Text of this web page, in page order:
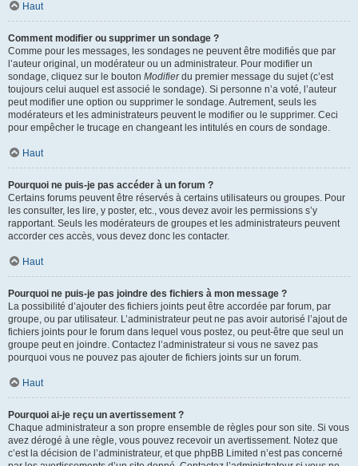
Haut
Comment modifier ou supprimer un sondage ?
Comme pour les messages, les sondages ne peuvent être modifiés que par
l’auteur original, un modérateur ou un administrateur. Pour modifier un
sondage, cliquez sur le bouton Modifierdu premier message du sujet (c’est
toujours celui auquel est associé le sondage). Si personne n’a voté, l’auteur
peut modifier une option ou supprimer le sondage. Autrement, seuls les
modérateurs et les administrateurs peuvent le modifier ou le supprimer. Ceci
pour empêcher le trucage en changeant les intitulés en cours de sondage.
Haut
Pourquoi ne puis-je pas accéder à un forum ?
Certains forums peuvent être réservés à certains utilisateurs ou groupes. Pour
les consulter, les lire, y poster, etc., vous devez avoir les permissions s’y
rapportant. Seuls les modérateurs de groupes et les administrateurs peuvent
accorder ces accès, vous devez donc les contacter.
Haut
Pourquoi ne puis-je pas joindre des fichiers à mon message ?
La possibilité d’ajouter des fichiers joints peut être accordée par forum, par
groupe, ou par utilisateur. L’administrateur peut ne pas avoir autorisé l’ajout de
fichiers joints pour le forum dans lequel vous postez, ou peut-être que seul un
groupe peut en joindre. Contactez l’administrateur si vous ne savez pas
pourquoi vous ne pouvez pas ajouter de fichiers joints sur un forum.
Haut
Pourquoi ai-je reçu un avertissement ?
Chaque administrateur a son propre ensemble de règles pour son site. Si vous
avez dérogé à une règle, vous pouvez recevoir un avertissement. Notez que
c’est la décision de l’administrateur, et que phpBB Limited n’est pas concerné